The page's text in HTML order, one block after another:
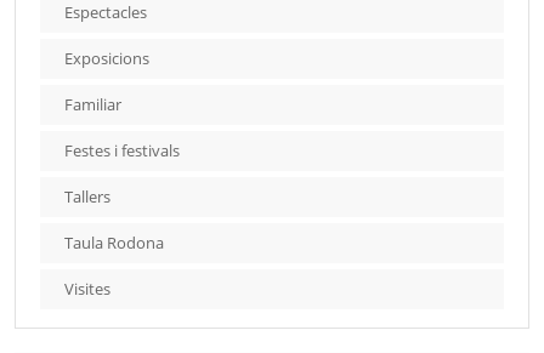
Espectacles
Exposicions
Familiar
Festes i festivals
Tallers
Taula Rodona
Visites